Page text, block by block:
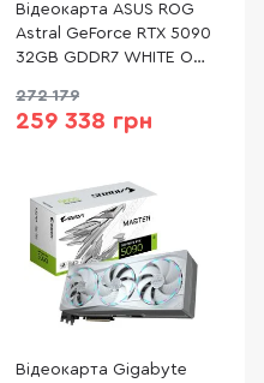
Відеокарта ASUS ROG
Astral GeForce RTX 5090
32GB GDDR7 WHITE OC
RTX5090-O32G-WHITE)
272 179
259 338 грн
Відеокарта Gigabyte